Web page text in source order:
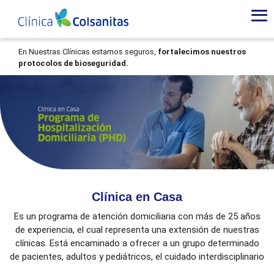
Nosotros
-
Clinica
Casa
En Nuestras Clínicas estamos seguros, fortalecimos nuestros
protocolos de bioseguridad.
Clínica en Casa
Es un programa de atención domiciliaria con más de 25 años
de experiencia, el cual representa una extensión de nuestras
clínicas. Está encaminado a ofrecer a un grupo determinado
de pacientes, adultos y pediátricos, el cuidado interdisciplinario